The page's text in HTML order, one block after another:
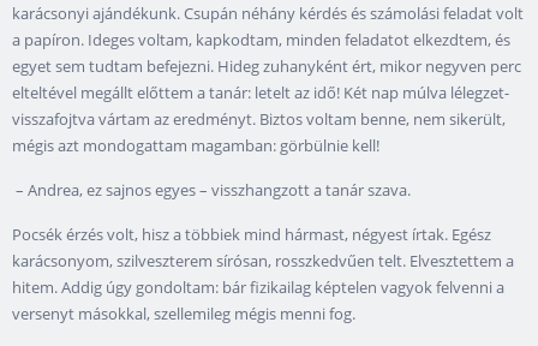
karácsonyi ajándékunk. Csupán néhány kérdés és számolási feladat volt
a papíron. Ideges voltam, kapkodtam, minden feladatot elkezdtem, és
egyet sem tudtam befejezni. Hideg zuhanyként ért, mikor negyven perc
elteltével megállt előttem a tanár: letelt az idő! Két nap múlva lélegzet-
visszafojtva vártam az eredményt. Biztos voltam benne, nem sikerült,
mégis azt mondogattam magamban: görbülnie kell!
– Andrea, ez sajnos egyes – visszhangzott a tanár szava.
Pocsék érzés volt, hisz a többiek mind hármast, négyest írtak. Egész
karácsonyom, szilveszterem sírósan, rosszkedvűen telt. Elvesztettem a
hitem. Addig úgy gondoltam: bár fizikailag képtelen vagyok felvenni a
versenyt másokkal, szellemileg mégis menni fog.